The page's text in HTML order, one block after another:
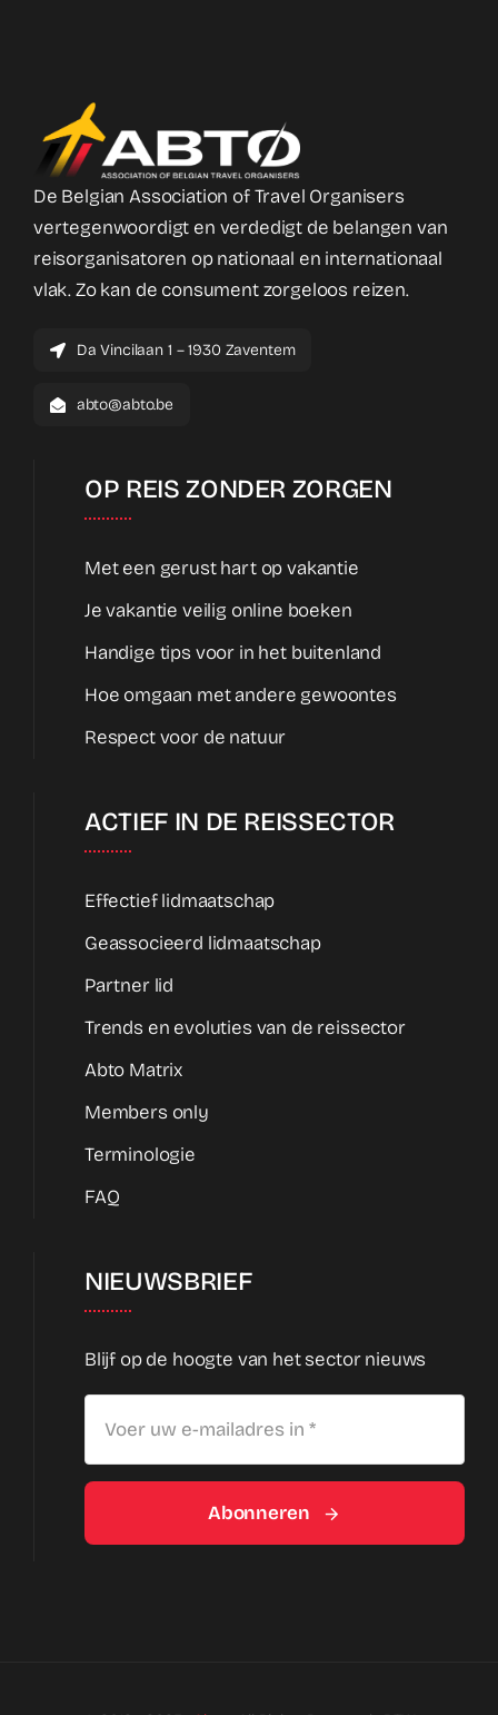
De Belgian Association of Travel Organisers
vertegenwoordigt en verdedigt de belangen van
reisorganisatoren op nationaal en internationaal
vlak. Zo kan de consument zorgeloos reizen.
Da Vincilaan 1 – 1930 Zaventem
abto@abto.be
OP REIS ZONDER ZORGEN
Met een gerust hart op vakantie
Je vakantie veilig online boeken
Handige tips voor in het buitenland
Hoe omgaan met andere gewoontes
Respect voor de natuur
ACTIEF IN DE REISSECTOR
Effectief lidmaatschap
Geassocieerd lidmaatschap
Partner lid
Trends en evoluties van de reissector
Abto Matrix
Members only
Terminologie
FAQ
NIEUWSBRIEF
Blijf op de hoogte van het sector nieuws
Abonneren